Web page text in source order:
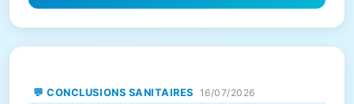
💬 CONCLUSIONS SANITAIRES 16/07/2026